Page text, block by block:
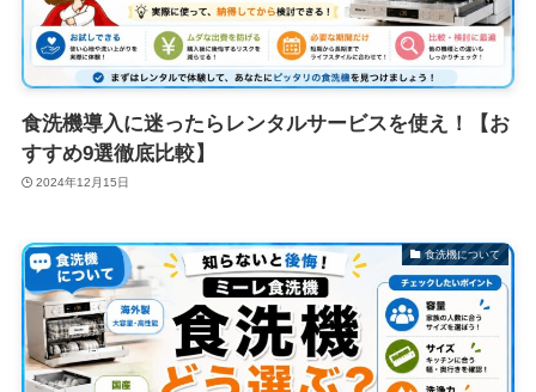
食洗機導入に迷ったらレンタルサービスを使え！【お
すすめ9選徹底比較】
2024年12月15日
食洗機について